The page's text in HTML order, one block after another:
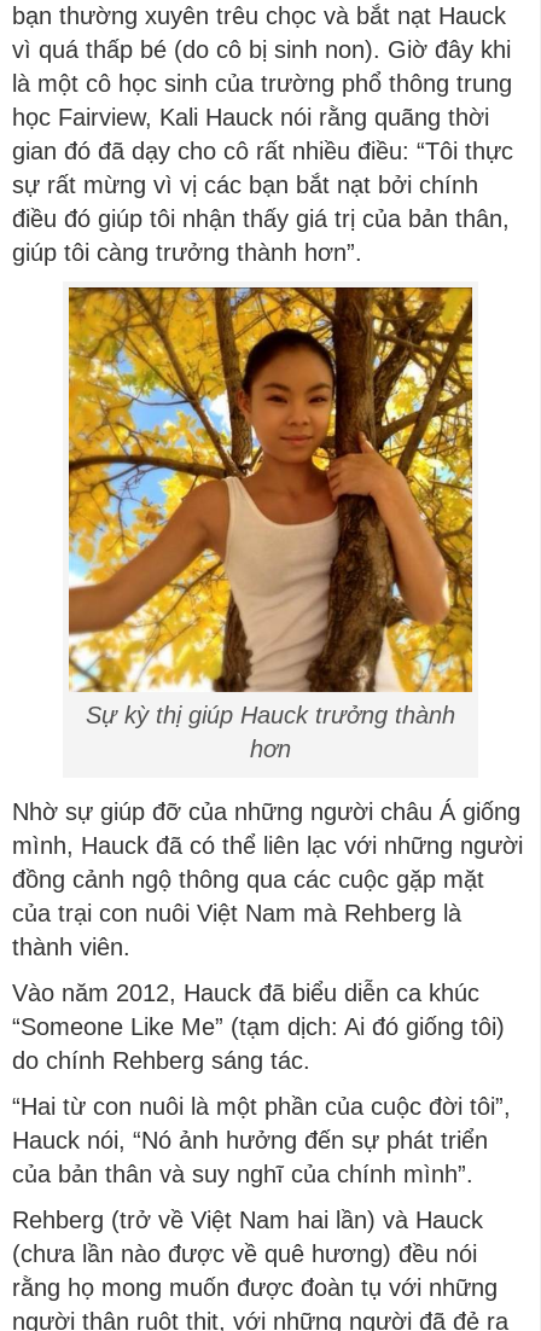
bạn thường xuyên trêu chọc và bắt nạt Hauck
vì quá thấp bé (do cô bị sinh non). Giờ đây khi
là một cô học sinh của trường phổ thông trung
học Fairview, Kali Hauck nói rằng quãng thời
gian đó đã dạy cho cô rất nhiều điều: “Tôi thực
sự rất mừng vì vị các bạn bắt nạt bởi chính
điều đó giúp tôi nhận thấy giá trị của bản thân,
giúp tôi càng trưởng thành hơn”.
Sự kỳ thị giúp Hauck trưởng thành
hơn
Nhờ sự giúp đỡ của những người châu Á giống
mình, Hauck đã có thể liên lạc với những người
đồng cảnh ngộ thông qua các cuộc gặp mặt
của trại con nuôi Việt Nam mà Rehberg là
thành viên.
Vào năm 2012, Hauck đã biểu diễn ca khúc
“Someone Like Me” (tạm dịch: Ai đó giống tôi)
do chính Rehberg sáng tác.
“Hai từ con nuôi là một phần của cuộc đời tôi”,
Hauck nói, “Nó ảnh hưởng đến sự phát triển
của bản thân và suy nghĩ của chính mình”.
Rehberg (trở về Việt Nam hai lần) và Hauck
(chưa lần nào được về quê hương) đều nói
rằng họ mong muốn được đoàn tụ với những
người thân ruột thịt, với những người đã đẻ ra